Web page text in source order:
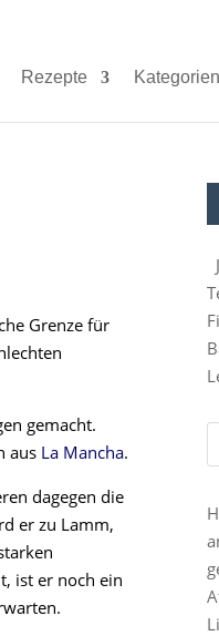
Rezepte Kategorien
Grenze für
gemacht.
aus La Mancha.
dagegen die
er zu Lamm,
ist er noch ein